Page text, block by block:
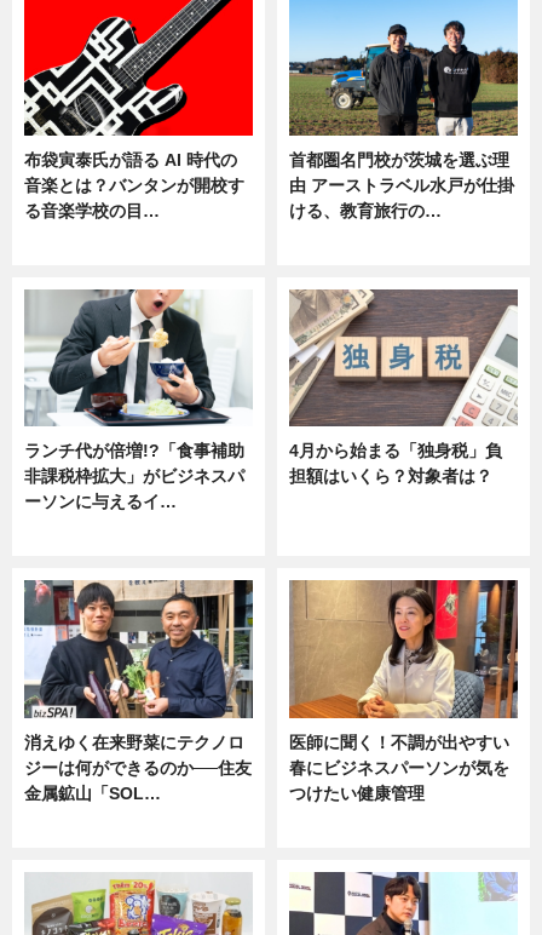
布袋寅泰氏が語る AI 時代の
音楽とは？バンタンが開校す
る音楽学校の目…
首都圏名門校が茨城を選ぶ理
由 アーストラベル水戸が仕掛
ける、教育旅行の…
ランチ代が倍増!?「食事補助
非課税枠拡大」がビジネスパ
ーソンに与えるイ…
4月から始まる「独身税」負
担額はいくら？対象者は？
消えゆく在来野菜にテクノロ
ジーは何ができるのか──住友
金属鉱山「SOL…
医師に聞く！不調が出やすい
春にビジネスパーソンが気を
つけたい健康管理